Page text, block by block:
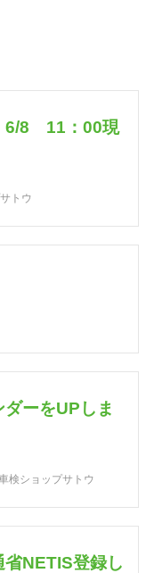
6/8 11：00現
トウ
ーをUPしま
検ショップサトウ
NETIS登録し